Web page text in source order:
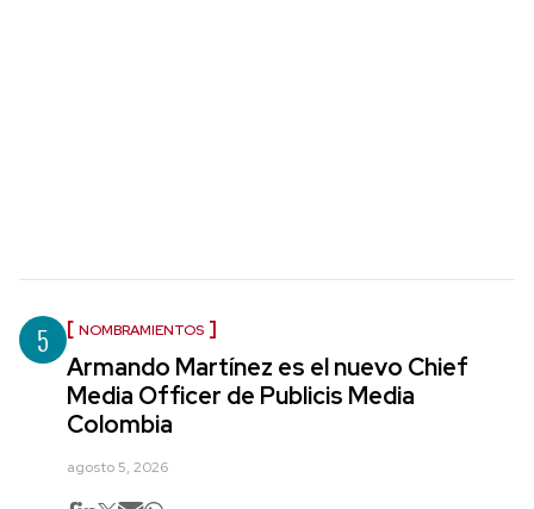
5 NOMBRAMIENTOS
Armando Martínez es el nuevo Chief
Media Officer de Publicis Media
Colombia
agosto 5, 2026